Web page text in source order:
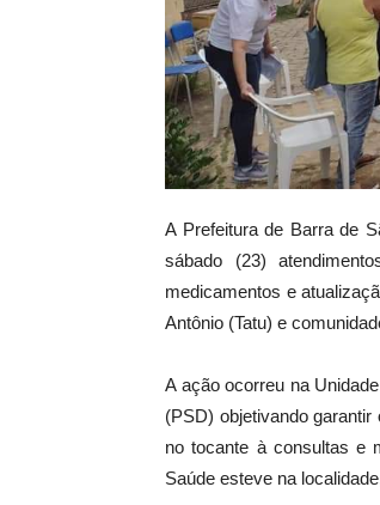
A Prefeitura de Barra de
sábado (23)
medicamentos e
Antônio (Tatu) e
A ação ocorreu na
(PSD) objetivando
no tocante à consultas e
Saúde esteve na